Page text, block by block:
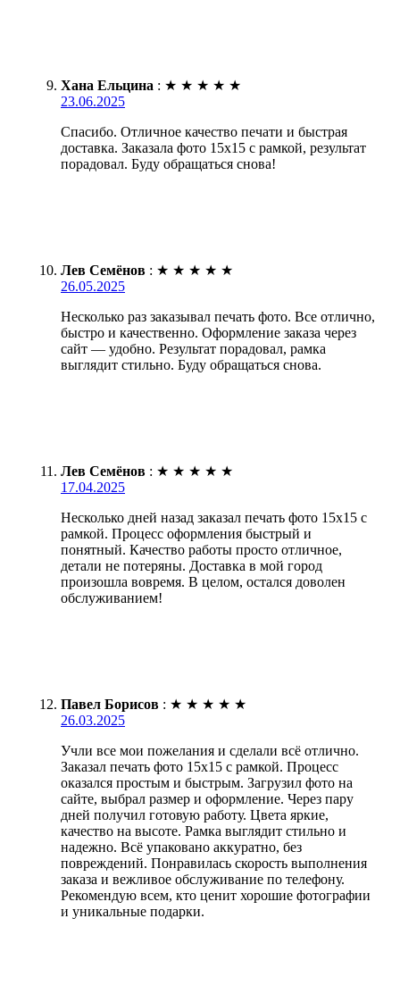
Хана Ельцина : ★ ★ ★ ★ ★
23.06.2025
Спасибо. Отличное качество печати и быстрая
доставка. Заказала фото 15х15 с рамкой, результат
порадовал. Буду обращаться снова!
Лев Семёнов : ★ ★ ★ ★ ★
26.05.2025
Несколько раз заказывал печать фото. Все отлично,
быстро и качественно. Оформление заказа через
сайт — удобно. Результат порадовал, рамка
выглядит стильно. Буду обращаться снова.
Лев Семёнов : ★ ★ ★ ★ ★
17.04.2025
Несколько дней назад заказал печать фото 15х15 с
рамкой. Процесс оформления быстрый и
понятный. Качество работы просто отличное,
детали не потеряны. Доставка в мой город
произошла вовремя. В целом, остался доволен
обслуживанием!
Павел Борисов : ★ ★ ★ ★ ★
26.03.2025
Учли все мои пожелания и сделали всё отлично.
Заказал печать фото 15х15 с рамкой. Процесс
оказался простым и быстрым. Загрузил фото на
сайте, выбрал размер и оформление. Через пару
дней получил готовую работу. Цвета яркие,
качество на высоте. Рамка выглядит стильно и
надежно. Всё упаковано аккуратно, без
повреждений. Понравилась скорость выполнения
заказа и вежливое обслуживание по телефону.
Рекомендую всем, кто ценит хорошие фотографии
и уникальные подарки.